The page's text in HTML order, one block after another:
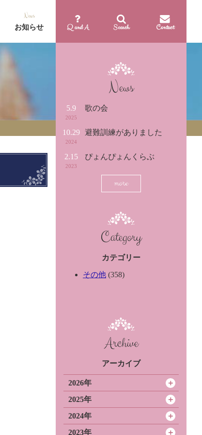
Q and A Search Contact
お知らせ
News
5.9
2025
歌の会
10.29
2024
避難訓練がありました
2.15
2023
ぴょんぴょんくらぶ
more
Category
カテゴリー
その他 (358)
Archive
アーカイブ
2026年
2025年
2024年
2023年